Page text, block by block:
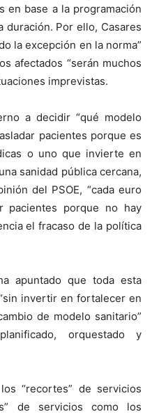
en base a la programación
duración. Por ello, Casares
la excepción en la norma”
afectados “serán muchos
imprevistas.
a decidir “qué modelo
pacientes porque es
o uno que invierte en
sanidad pública cercana,
del PSOE, “cada euro
pacientes porque no hay
el fracaso de la política
apuntado que toda esta
invertir en fortalecer en
de modelo sanitario”
orquestado y
“recortes” de servicios
de servicios como los